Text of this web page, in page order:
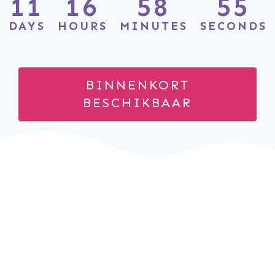
11
DAYS
16
HOURS
58
MINUTES
55
SECONDS
BINNENKORT
BESCHIKBAAR